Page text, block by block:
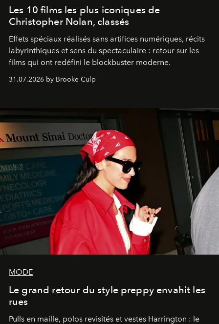
Les 10 films les plus iconiques de
Christopher Nolan, classés
Effets spéciaux réalisés sans artifices numériques, récits
labyrinthiques et sens du spectaculaire : retour sur les
films qui ont redéfini le blockbuster moderne.
31.07.2026 by Brooke Culp
MODE
Le grand retour du style preppy envahit les
rues
Pulls en maille, polos revisités et vestes Harrington : le